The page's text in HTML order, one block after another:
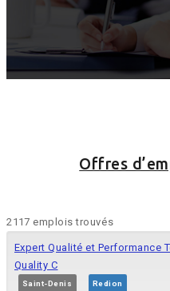
Offres
2117 emplois trouvés
Expert Qualité et Performance
Quality C
Saint-Denis Redion